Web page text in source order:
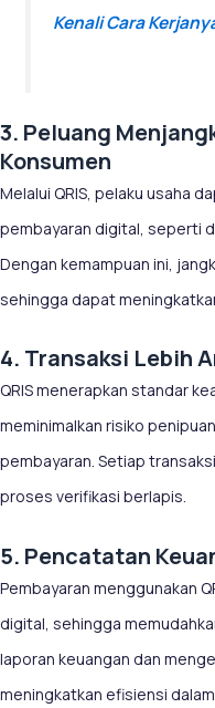
Kenali Cara
3. Peluang
Konsumen
Melalui QRIS, pelaku usaha
pembayaran digital, seperti
Dengan kemampuan ini,
sehingga dapat
4. Transaksi Lebih
QRIS menerapkan standar
meminimalkan risiko
pembayaran. Setiap
proses verifikasi berlapis.
5. Pencatatan
Pembayaran menggunakan
digital, sehingga
laporan keuangan dan
meningkatkan efisiensi